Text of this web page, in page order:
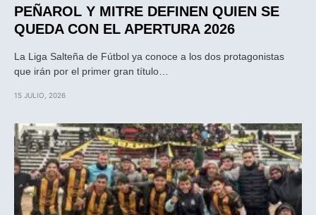
PEÑAROL Y MITRE DEFINEN QUIEN SE
QUEDA CON EL APERTURA 2026
La Liga Salteña de Fútbol ya conoce a los dos protagonistas
que irán por el primer gran título…
15 JULIO, 2026